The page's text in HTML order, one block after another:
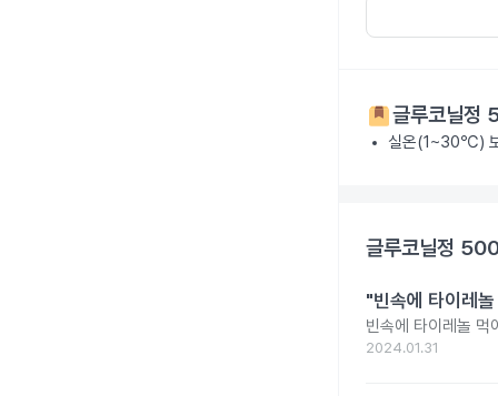
글루코닐
실온(1~30℃)
글루코닐정
"빈속에 타이레
빈속에 타이레놀 먹
2024.01.31